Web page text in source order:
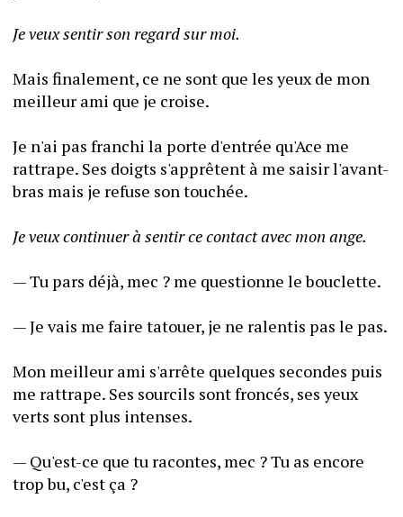
Je veux sentir son regard sur moi.
Mais finalement, ce ne sont que les yeux de mon
meilleur ami que je croise.
Je n'ai pas franchi la porte d'entrée qu'Ace me
rattrape. Ses doigts s'apprêtent à me saisir l'avant-
bras mais je refuse son touchée.
Je veux continuer à sentir ce contact avec mon ange.
— Tu pars déjà, mec ? me questionne le bouclette.
— Je vais me faire tatouer, je ne ralentis pas le pas.
Mon meilleur ami s'arrête quelques secondes puis
me rattrape. Ses sourcils sont froncés, ses yeux
verts sont plus intenses.
— Qu'est-ce que tu racontes, mec ? Tu as encore
trop bu, c'est ça ?